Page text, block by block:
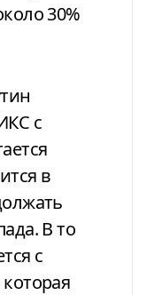
30%
с
в
В то
с